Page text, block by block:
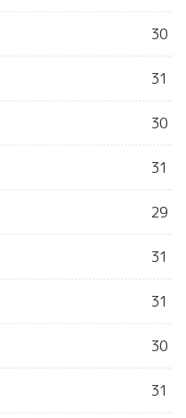
30
31
30
31
29
31
31
30
31